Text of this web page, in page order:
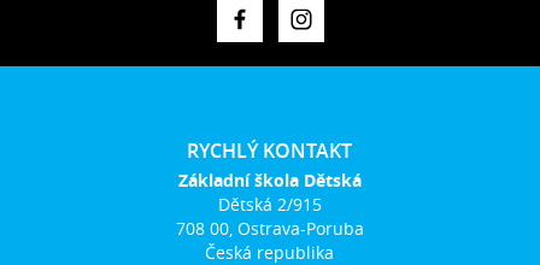
RYCHLÝ KONTAKT
Základní škola Dětská
Dětská 2/915
708 00, Ostrava-Poruba
Česká republika